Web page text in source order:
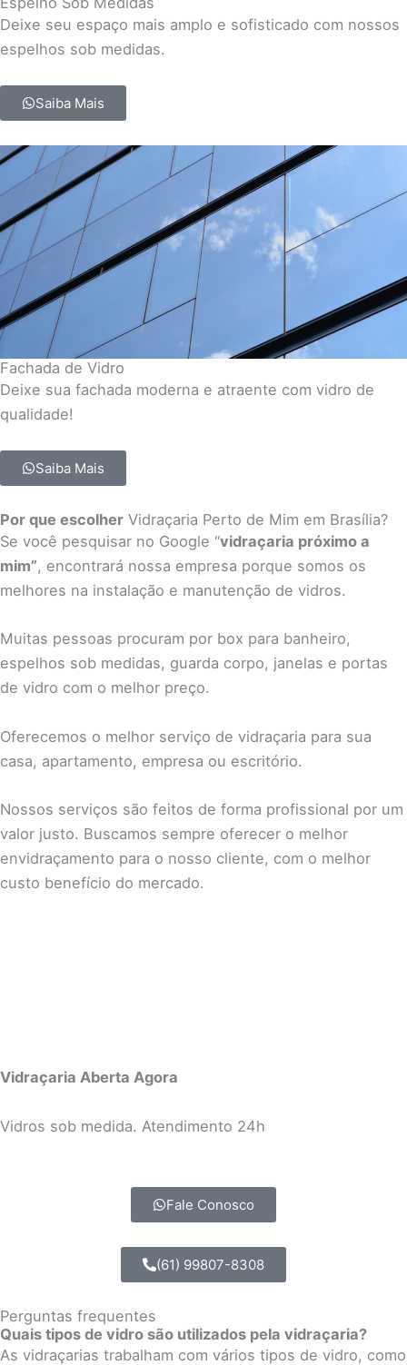
Deixe seu espaço mais amplo e sofisticado com nossos
espelhos sob medidas.
Saiba Mais
Fachada de Vidro
Deixe sua fachada moderna e atraente com vidro de
qualidade!
Saiba Mais
Por que escolher Vidraçaria Perto de Mim em Brasília?
Se você pesquisar no Google “vidraçaria próximo a
mim”, encontrará nossa empresa porque somos os
melhores na instalação e manutenção de vidros.
Muitas pessoas procuram por box para banheiro,
espelhos sob medidas, guarda corpo, janelas e portas
de vidro com o melhor preço.
Oferecemos o melhor serviço de vidraçaria para sua
casa, apartamento, empresa ou escritório.
Nossos serviços são feitos de forma profissional por um
valor justo. Buscamos sempre oferecer o melhor
envidraçamento para o nosso cliente, com o melhor
custo benefício do mercado.
Vidraçaria Aberta Agora
Vidros sob medida. Atendimento 24h
Fale Conosco
(61) 99807-8308
Perguntas frequentes
Quais tipos de vidro são utilizados pela vidraçaria?
As vidraçarias trabalham com vários tipos de vidro, como